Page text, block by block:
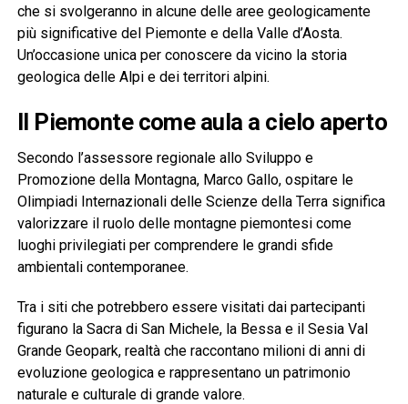
che si svolgeranno in alcune delle aree geologicamente
più significative del Piemonte e della Valle d’Aosta.
Un’occasione unica per conoscere da vicino la storia
geologica delle Alpi e dei territori alpini.
Il Piemonte come aula a cielo aperto
Secondo l’assessore regionale allo Sviluppo e
Promozione della Montagna, Marco Gallo, ospitare le
Olimpiadi Internazionali delle Scienze della Terra significa
valorizzare il ruolo delle montagne piemontesi come
luoghi privilegiati per comprendere le grandi sfide
ambientali contemporanee.
Tra i siti che potrebbero essere visitati dai partecipanti
figurano la Sacra di San Michele, la Bessa e il Sesia Val
Grande Geopark, realtà che raccontano milioni di anni di
evoluzione geologica e rappresentano un patrimonio
naturale e culturale di grande valore.